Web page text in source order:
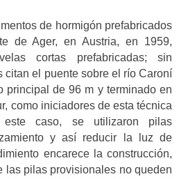
de hormigón prefabricados
de Ager, en Austria, en 1959,
cortas prefabricadas; sin
citan el puente sobre el río Caroní
principal de 96 m y terminado en
como iniciadores de esta técnica
caso, se utilizaron pilas
y así reducir la luz de
encarece la construcción,
las pilas provisionales no queden